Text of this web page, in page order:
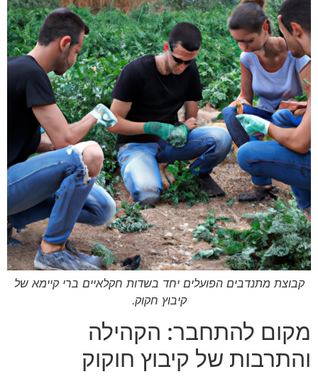
קבוצת מתנדבים הפועלים יחד בשדות חקלאיים ברי קיימא של
קיבוץ חקוק.
מקום להתחבר: הקהילה
והתרבות של קיבוץ חוקוק